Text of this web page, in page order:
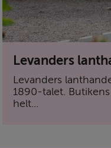
Levanders
Levanders
1890-talet.
helt...